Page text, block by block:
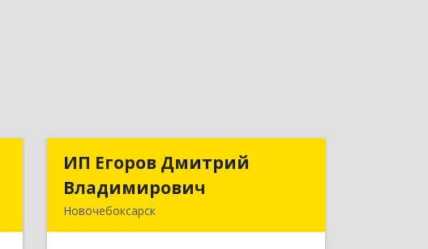
ИП Егоров Дмитрий
Владимирович
Новочебоксарск
ИП Егоров Дмитрий
Владимирович